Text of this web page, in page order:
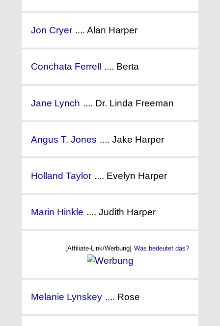
Jon Cryer .... Alan Harper
Conchata Ferrell .... Berta
Jane Lynch .... Dr. Linda Freeman
Angus T. Jones .... Jake Harper
Holland Taylor .... Evelyn Harper
Marin Hinkle .... Judith Harper
[Affiliate-Link/Werbung] Was bedeutet das?
Melanie Lynskey .... Rose